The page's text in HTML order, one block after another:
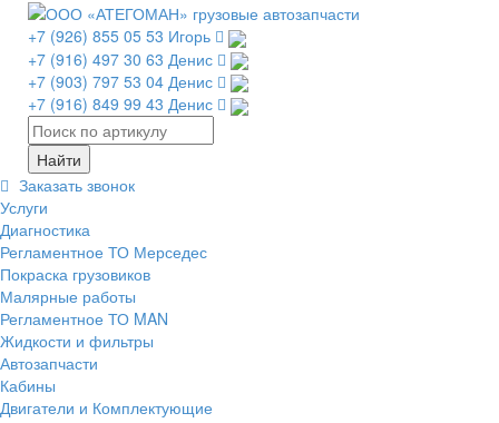
+7 (926) 855 05 53 Игорь
+7 (916) 497 30 63 Денис
+7 (903) 797 53 04 Денис
+7 (916) 849 99 43 Денис
Заказать звонок
Услуги
Диагностика
Регламентное ТО Мерседес
Покраска грузовиков
Малярные работы
Регламентное ТО MAN
Жидкости и фильтры
Автозапчасти
Кабины
Двигатели и Комплектующие